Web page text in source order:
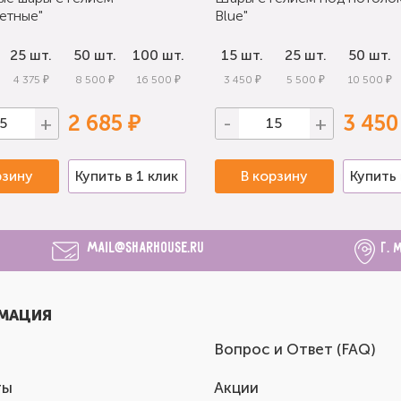
25 шт.
4 375 ₽
50 шт.
8 500 ₽
100 шт.
16 500 ₽
+ 2 685 ₽
Купить в 1 клик
Blue"
15 шт.
3 450 ₽
25 шт.
5 500 ₽
50 шт.
10 500 ₽
- + 3
В корзину Купить
mail@sharhouse.ru г.
Вопрос и Ответ (FAQ)
Акции